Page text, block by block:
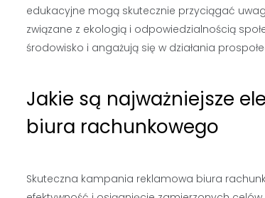
edukacyjne mogą skutecznie przyciągać
związane z ekologią i odpowiedzialnością
środowisko i angażują się w działania
Jakie są najważniejsze
biura rachunkowego
Skuteczna kampania reklamowa biura